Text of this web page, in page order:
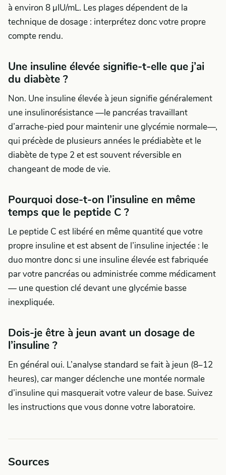
à environ 8 µIU/mL. Les plages dépendent de la
technique de dosage : interprétez donc votre propre
compte rendu.
Une insuline élevée signifie-t-elle que j’ai
du diabète ?
Non. Une insuline élevée à jeun signifie généralement
une insulinorésistance —le pancréas travaillant
d’arrache-pied pour maintenir une glycémie normale—,
qui précède de plusieurs années le prédiabète et le
diabète de type 2 et est souvent réversible en
changeant de mode de vie.
Pourquoi dose-t-on l’insuline en même
temps que le peptide C ?
Le peptide C est libéré en même quantité que votre
propre insuline et est absent de l’insuline injectée : le
duo montre donc si une insuline élevée est fabriquée
par votre pancréas ou administrée comme médicament
— une question clé devant une glycémie basse
inexpliquée.
Dois-je être à jeun avant un dosage de
l’insuline ?
En général oui. L’analyse standard se fait à jeun (8–12
heures), car manger déclenche une montée normale
d’insuline qui masquerait votre valeur de base. Suivez
les instructions que vous donne votre laboratoire.
Sources